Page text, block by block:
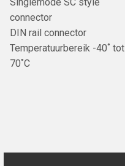
connector
DIN rail connector
Temperatuurbereik -40˚ tot
70˚C